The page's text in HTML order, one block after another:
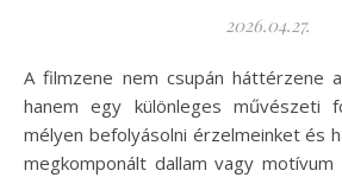
2026.04.27.
A filmzene nem csupán háttérzene a moziélmény során,
hanem egy különleges művészeti
mélyen befolyásolni érzelmeinket és
megkomponált dallam vagy